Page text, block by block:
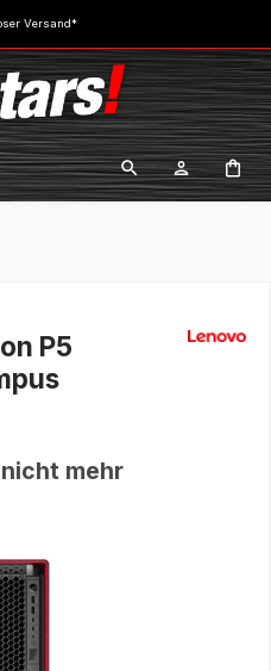
Versand*
P5
mehr